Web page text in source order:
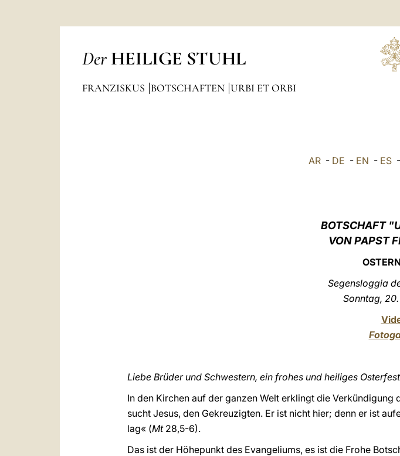
Der HEILIGE STUHL
FRANZISKUS BOTSCHAFTEN URBI ET ORBI
AR- DE - EN - ES-
BOTSCHAFT
VON PAPST
Segensloggia
Sonntag,
Liebe Brüder und Schwestern, ein frohes und heiliges
In den Kirchen auf der ganzen Welt erklingt die Verkündigung
sucht Jesus, den Gekreuzigten. Er ist nicht hier; denn er ist
lag« (Mt28,5-6).
Das ist der Höhepunkt des Evangeliums, es ist die Frohe